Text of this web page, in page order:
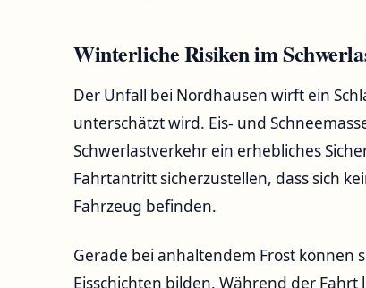
Winterliche Risiken im
Der Unfall bei Nordhausen wirft ein
unterschätzt wird. Eis- und
Schwerlastverkehr ein erhebliches
Fahrtantritt sicherzustellen, dass sich
Fahrzeug befinden.
Gerade bei anhaltendem Frost können
Eisschichten bilden. Während der